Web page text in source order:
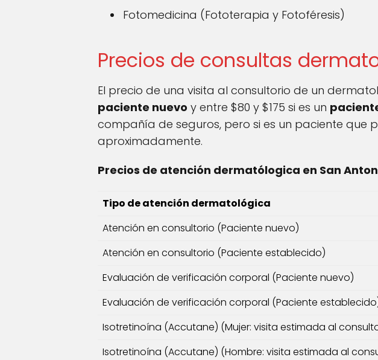
Fotomedicina (Fototerapia y Fotoféresis)
Precios de consultas
El precio de una visita al consultorio de un
paciente nuevo y entre $80 y $175 si es un
compañía de seguros, pero si es un paciente que
aproximadamente.
Precios de atención dermatólogica en San
Tipo de atención dermatológica
Atención en consultorio (Paciente nuevo)
Atención en consultorio (Paciente establecido)
Evaluación de verificación corporal (Paciente nuevo)
Evaluación de verificación corporal (Paciente
Isotretinoína (Accutane) (Mujer: visita estimada al
Isotretinoína (Accutane) (Hombre: visita estimada al